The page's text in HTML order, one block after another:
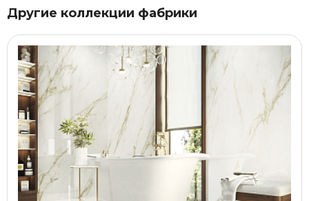
Другие коллекции фабрики